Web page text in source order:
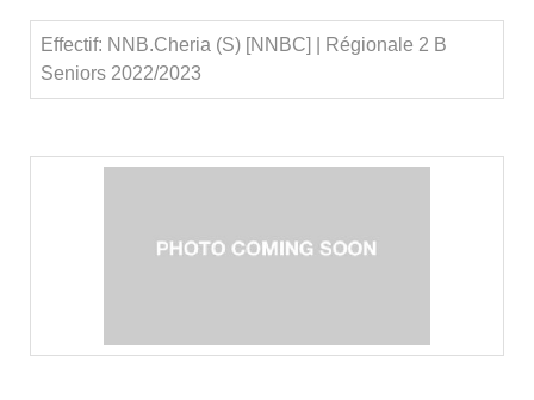
Effectif: NNB.Cheria (S) [NNBC] | Régionale 2 B
Seniors 2022/2023